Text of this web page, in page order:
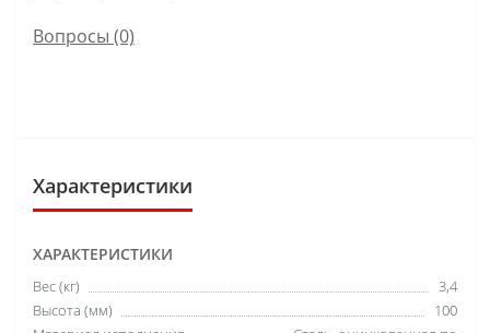
Вопросы (0)
Характеристики
ХАРАКТЕРИСТИКИ
Вес (кг)
3,4
Высота (мм)
100